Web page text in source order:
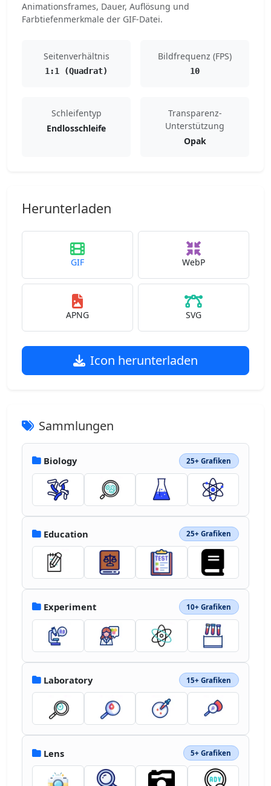
Animationsframes, Dauer, Auflösung und
Farbtiefenmerkmale der GIF-Datei.
Seitenverhältnis
1:1 (Quadrat)
Bildfrequenz (FPS)
10
Schleifentyp
Endlosschleife
Transparenz-
Unterstützung
Opak
Herunterladen
GIF WebP
APNG SVG
Icon herunterladen
Sammlungen
Biology 25+ Grafiken
Education 25+ Grafiken
Experiment 10+ Grafiken
Laboratory 15+ Grafiken
Lens 5+ Grafiken